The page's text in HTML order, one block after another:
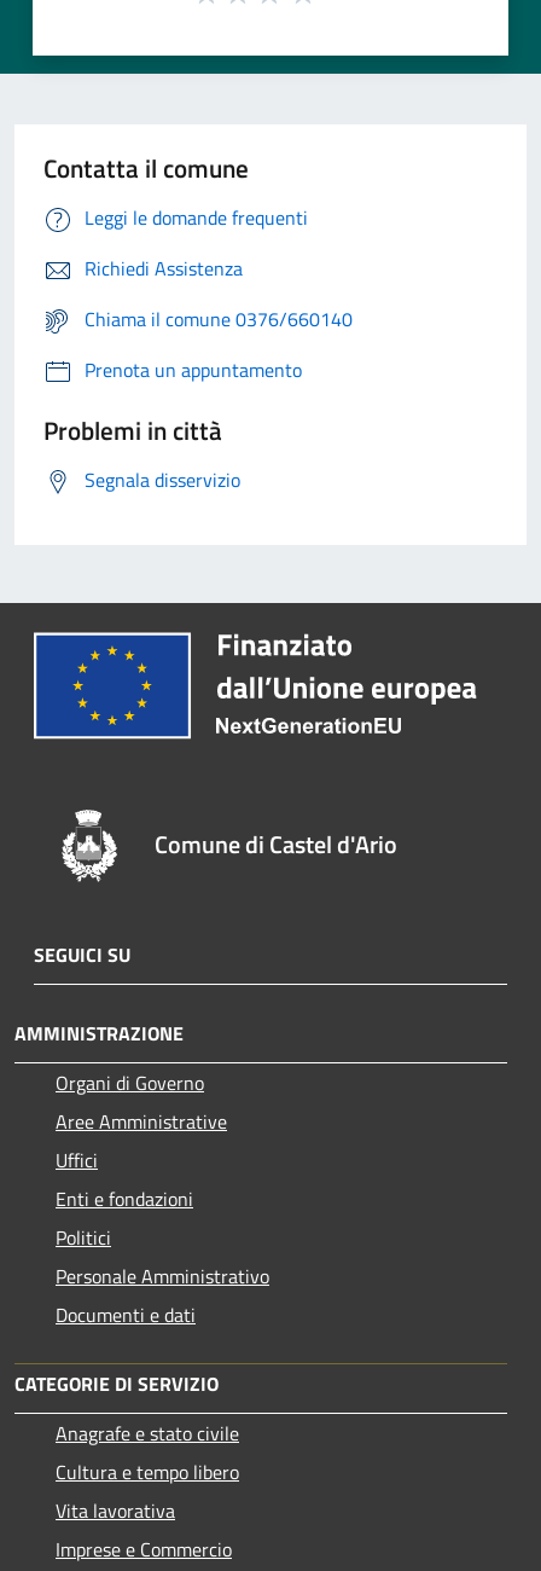
Contatta il comune
Leggi le domande frequenti
Richiedi Assistenza
Chiama il comune 0376/660140
Prenota un appuntamento
Problemi in città
Segnala disservizio
Comune di Castel d'Ario
SEGUICI SU
AMMINISTRAZIONE
Organi di Governo
Aree Amministrative
Uffici
Enti e fondazioni
Politici
Personale Amministrativo
Documenti e dati
CATEGORIE DI SERVIZIO
Anagrafe e stato civile
Cultura e tempo libero
Vita lavorativa
Imprese e Commercio